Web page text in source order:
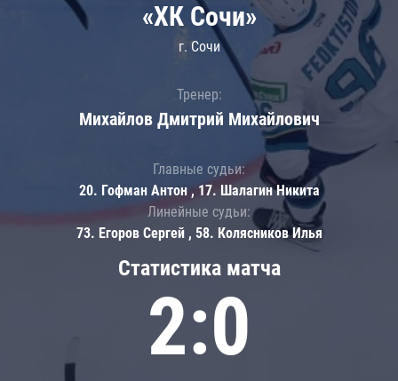
Статистика матча
2:0
«ХК Сочи»
г. Сочи
Тренер:
Михайлов Дмитрий Михайлович
Главные судьи:
20. Гофман Антон , 17. Шалагин Никита
Линейные судьи:
73. Егоров Сергей , 58. Колясников Илья